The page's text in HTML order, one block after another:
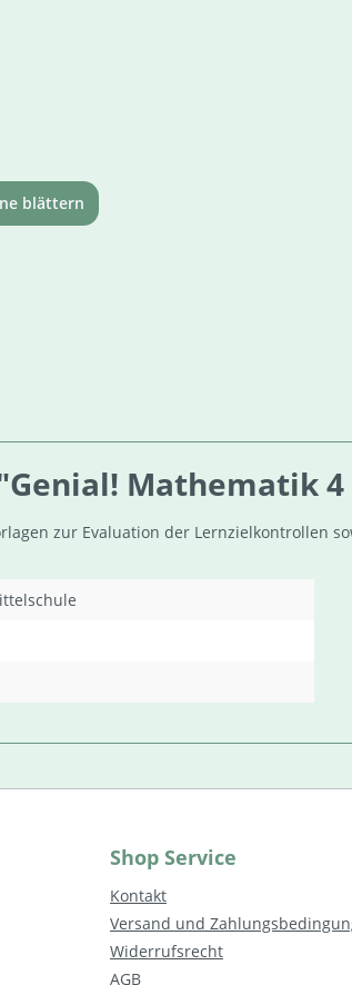
blättern
Mathematik 4
zur Evaluation der Lernzielkontrollen
Shop Service
Kontakt
Versand und
Widerrufsrecht
AGB